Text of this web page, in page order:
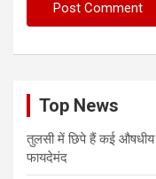
Top News
तुलसी में छिपे हैं कई औषधीय
फायदेमंद